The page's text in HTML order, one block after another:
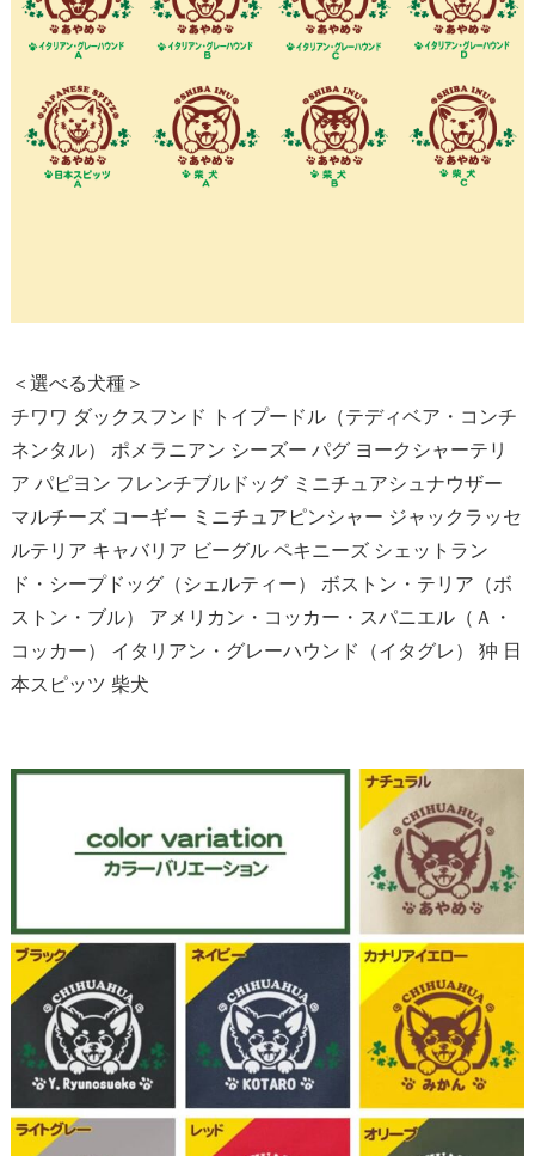
＜選べる犬種＞
チワワ ダックスフンド トイプードル（テディベア・コンチ
ネンタル） ポメラニアン シーズー パグ ヨークシャーテリ
ア パピヨン フレンチブルドッグ ミニチュアシュナウザー
マルチーズ コーギー ミニチュアピンシャー ジャックラッセ
ルテリア キャバリア ビーグル ペキニーズ シェットラン
ド・シープドッグ（シェルティー） ボストン・テリア（ボ
ストン・ブル） アメリカン・コッカー・スパニエル（Ａ・
コッカー） イタリアン・グレーハウンド（イタグレ） 狆 日
本スピッツ 柴犬